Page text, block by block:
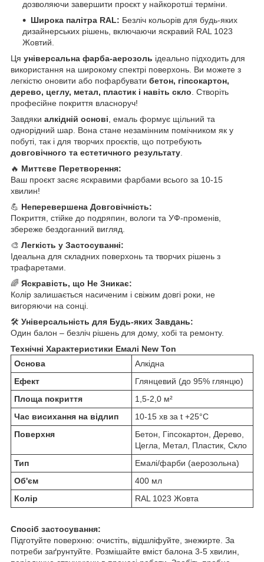
дозволяючи завершити проєкт у найкоротші терміни.
Широка палітра RAL: Безліч кольорів для будь-яких
дизайнерських рішень, включаючи яскравий RAL 1023
Жовтий.
Ця універсальна фарба-аерозоль ідеально підходить для
використання на широкому спектрі поверхонь. Ви можете з
легкістю оновити або пофарбувати бетон, гіпсокартон,
дерево, цеглу, метал, пластик і навіть скло . Створіть
професійне покриття власноруч!
Завдяки алкідній основі , емаль формує щільний та
однорідний шар. Вона стане незамінним помічником як у
побуті, так і для творчих проєктів, що потребують
довговічного та естетичного результату
🔥 Миттєве Перетворення:
Ваш проєкт засяє яскравими фарбами всього за 10-15
хвилин!
💪 Неперевершена Довговічність:
Покриття, стійке до подряпин, вологи та УФ-променів,
збереже бездоганний вигляд.
🎨 Легкість у Застосуванні:
Ідеальна для складних поверхонь та творчих рішень з
трафаретами.
🌈 Яскравість, що Не Зникає:
Колір залишається насиченим і свіжим довгі роки, не
вигоряючи на сонці.
🛠️ Універсальність для Будь-яких Завдань:
Один балон – безліч рішень для дому, хобі та ремонту.
Технічні Характеристики Емалі New Ton
Основа
Алкідна
Ефект
Глянцевий (до 95% глянцю)
Площа покриття
1,5-2,0 м²
Час висихання на відлип
10-15 хв за t +25°С
Поверхня
Бетон, Гіпсокартон, Дерево,
Цегла, Метал, Пластик, Скло
Тип
Емалі/фарби (аерозольна)
Об'єм
400 мл
Колір
RAL 1023 Жовта
Спосіб застосування:
Підготуйте поверхню: очистіть, відшліфуйте, знежирте. За
потреби заґрунтуйте. Розмішайте вміст балона 3-5 хвилин,